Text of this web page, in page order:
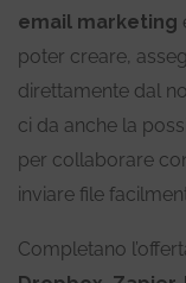
email marketing
poter creare,
direttamente dal
ci da anche la
per collaborare
inviare file
Completano